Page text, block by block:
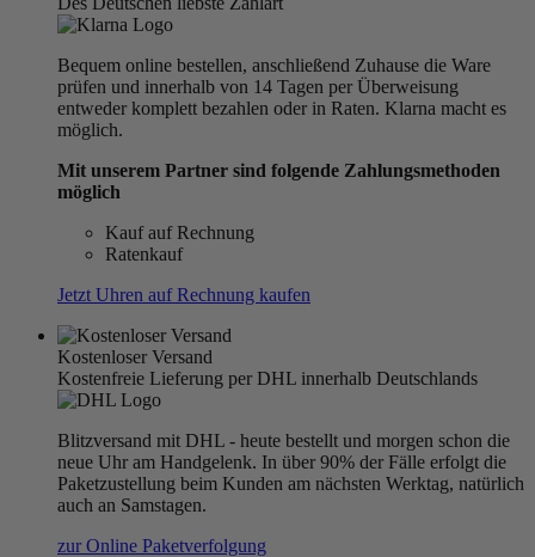
Bequem online bestellen, anschließend Zuhause die Ware
prüfen und innerhalb von 14 Tagen per Überweisung
entweder komplett bezahlen oder in Raten. Klarna macht es
möglich.
Mit unserem Partner sind folgende Zahlungsmethoden
möglich
Kauf auf Rechnung
Ratenkauf
Jetzt Uhren auf Rechnung kaufen
Kostenloser Versand
Kostenfreie Lieferung per DHL innerhalb Deutschlands
Blitzversand mit DHL - heute bestellt und morgen schon die
neue Uhr am Handgelenk. In über 90% der Fälle erfolgt die
Paketzustellung beim Kunden am nächsten Werktag, natürlich
auch an Samstagen.
zur Online Paketverfolgung